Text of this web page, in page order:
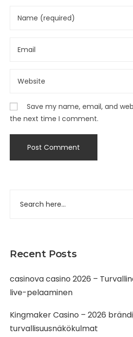
Recent Posts
casinova casino 2026 –
live-pelaaminen
Kingmaker Casino – 2026
turvallisuusnäkökulmat
Save my name, email, and
the next time I comment.